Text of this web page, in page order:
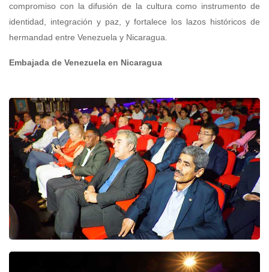
compromiso con la difusión de la cultura como instrumento de
identidad, integración y paz, y fortalece los lazos históricos de
hermandad entre Venezuela y Nicaragua.
Embajada de Venezuela en Nicaragua